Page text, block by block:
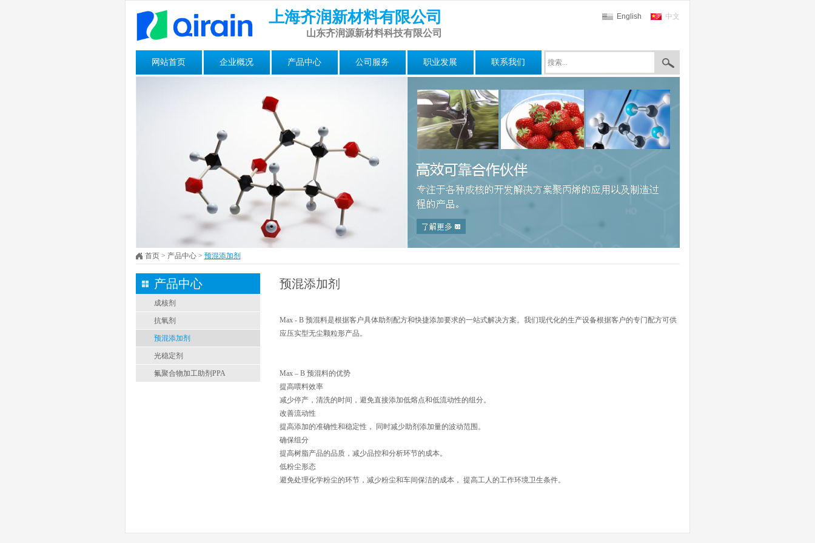
上海齐润新材料有限公司
山东齐润源新材料科技有限公司
English 中文
网站首页 企业概况 产品中心 公司服务 职业发展 联系我们
首页> 产品中心> 预混添加剂
产品中心
成核剂
抗氧剂
预混添加剂
光稳定剂
氟聚合物加工助剂PPA
预混添加剂
Max - B 预混料是根据客户具体助剂配方和快捷添加要求的一站式解决方案。我们现代化的生产设备根据客户的专门配方可供
应压实型无尘颗粒形产品。
Max – B 预混料的优势
提高喂料效率
减少停产，清洗的时间，避免直接添加低熔点和低流动性的组分。
改善流动性
提高添加的准确性和稳定性， 同时减少助剂添加量的波动范围。
确保组分
提高树脂产品的品质，减少品控和分析环节的成本。
低粉尘形态
避免处理化学粉尘的环节，减少粉尘和车间保洁的成本， 提高工人的工作环境卫生条件。